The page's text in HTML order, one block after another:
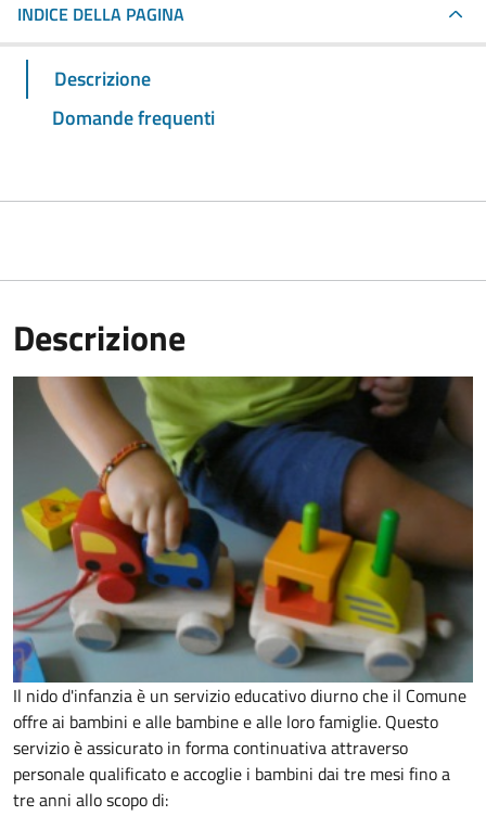
INDICE DELLA PAGINA
Descrizione
Domande frequenti
Descrizione
Il nido d'infanzia è un servizio educativo diurno che il Comune
offre ai bambini e alle bambine e alle loro famiglie. Questo
servizio è assicurato in forma continuativa attraverso
personale qualificato e accoglie i bambini dai tre mesi fino a
tre anni allo scopo di: